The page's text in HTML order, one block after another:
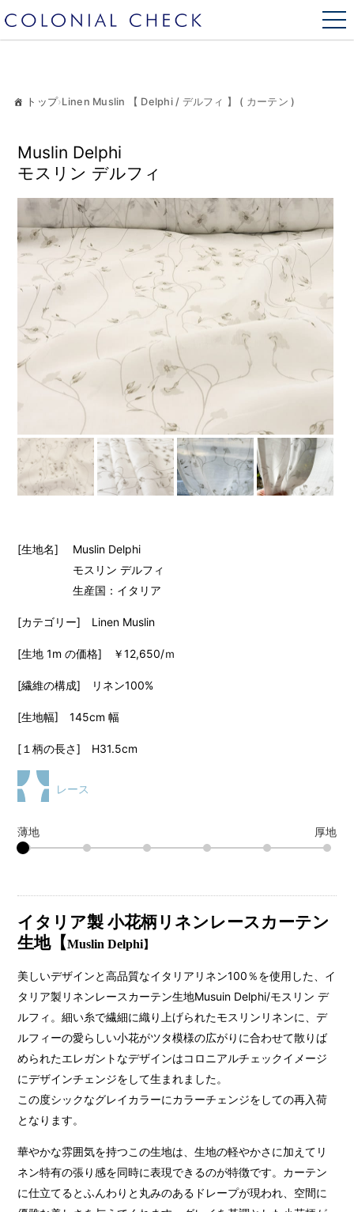
トップ›Linen Muslin 【 Delphi / デルフィ 】 ( カーテン )
Muslin Delphi
モスリン デルフィ
[生地名] Muslin Delphi
モスリン デルフィ
生産国：イタリア
[カテゴリー] Linen Muslin
[生地 1m の価格] ￥12,650/ｍ
[繊維の構成] リネン100%
[生地幅] 145cm 幅
[１柄の長さ] H31.5cm
レース
薄地 厚地
イタリア製 小花柄リネンレースカーテン
生地【Muslin Delphi】
美しいデザインと高品質なイタリアリネン100％を使用した、イ
タリア製リネンレースカーテン生地Musuin Delphi/モスリン デ
ルフィ。細い糸で繊細に織り上げられたモスリンリネンに、デ
ルフィーの愛らしい小花がツタ模様の広がりに合わせて散りば
められたエレガントなデザインはコロニアルチェックイメージ
にデザインチェンジをして生まれました。
この度シックなグレイカラーにカラーチェンジをしての再入荷
となります。
華やかな雰囲気を持つこの生地は、生地の軽やかさに加えてリ
ネン特有の張り感を同時に表現できるのが特徴です。カーテン
に仕立てるとふんわりと丸みのあるドレープが現われ、空間に